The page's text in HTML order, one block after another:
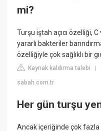
mi?
Turşu iştah açıcı özelliği,
yararlı bakteriler
özelliğiyle çok sağlıklı bir
Kaynak kaldırma talebi |
sabah.com.tr
Her gün turşu
Ancak içeriğinde çok fazla